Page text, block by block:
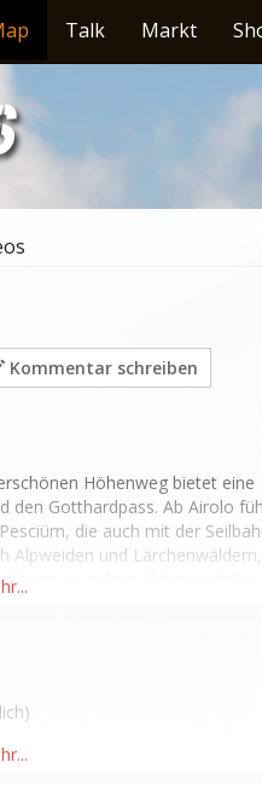
Talk Markt
Kommentar schreiben
Höhenweg bietet eine
den Gotthardpass. Ab Airolo
die auch mit der
Alpweiden und
man wieder auf die